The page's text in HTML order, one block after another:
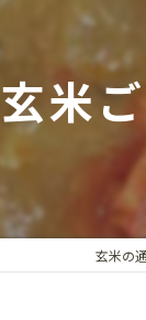
米
玄米の